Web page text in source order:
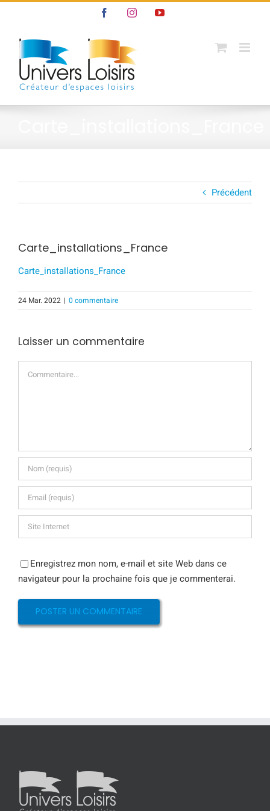
contenu
FacebookInstagramYouTube
Précédent
Carte_installations_France
Carte_installations_France
24 Mar. 2022 | 0 commentaire
Laisser un commentaire
Enregistrez mon nom, e-mail et site Web dans ce
navigateur pour la prochaine fois que je commenterai.